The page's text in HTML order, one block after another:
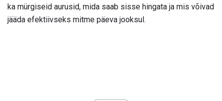
ka mürgiseid aurusid, mida saab sisse hingata ja mis võivad
jääda efektiivseks mitme päeva jooksul.